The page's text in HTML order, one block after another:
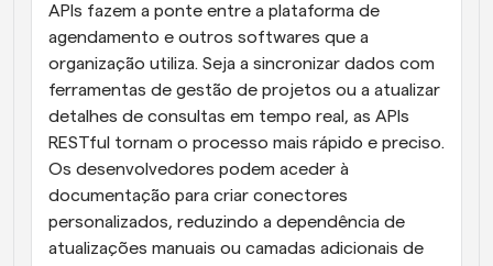
APIs fazem a ponte entre a plataforma de
agendamento e outros softwares que a
organização utiliza. Seja a sincronizar dados com
ferramentas de gestão de projetos ou a atualizar
detalhes de consultas em tempo real, as APIs
RESTful tornam o processo mais rápido e preciso.
Os desenvolvedores podem aceder à
documentação para criar conectores
personalizados, reduzindo a dependência de
atualizações manuais ou camadas adicionais de